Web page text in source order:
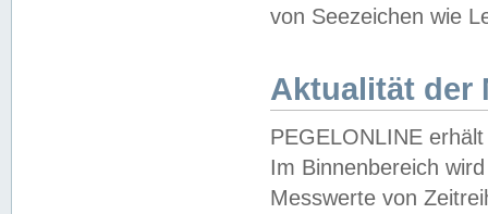
von Seezeichen wie
Aktualität der
PEGELONLINE
Im Binnenbereich
Messwerte von